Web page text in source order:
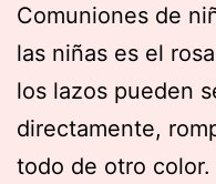
Comuniones de
las niñas es el
los lazos pueden
directamente,
todo de otro color.